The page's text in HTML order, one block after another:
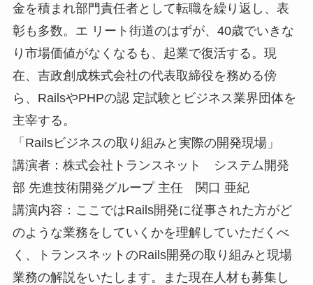
金を積まれ部門責任者として転職を繰り返し、表
彰も多数。エ リート街道のはずが、40歳でいきな
り市場価値がなくなるも、起業で復活する。現
在、吉政創成株式会社の代表取締役を務める傍
ら、RailsやPHPの認 定試験とビジネス業界団体を
主宰する。
「Railsビジネスの取り組みと実際の開発現場」
講演者：株式会社トランスネット システム開発
部 先進技術開発グループ 主任 関口 亜紀
講演内容：ここではRails開発に従事された方がど
のような業務をしていくかを理解していただくべ
く、トランスネットのRails開発の取り組みと現場
業務の解説をいたします。また現在人材も募集し